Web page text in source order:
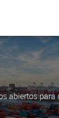
abiertos para